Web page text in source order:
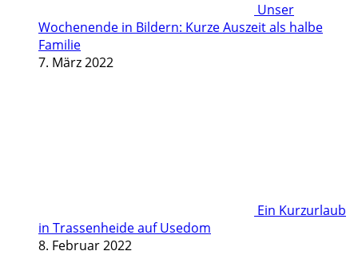
Unser
Wochenende in Bildern: Kurze Auszeit als halbe
Familie
7. März 2022
Ein Kurzurlaub
in Trassenheide auf Usedom
8. Februar 2022